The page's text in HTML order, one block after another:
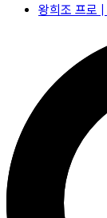
왕희조 프로 |